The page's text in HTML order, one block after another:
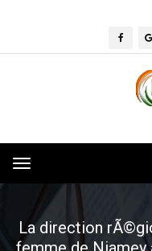
Toggle
navigation
La direction